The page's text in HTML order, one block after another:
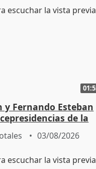
y Fernando Esteban
de la
03/08/2026